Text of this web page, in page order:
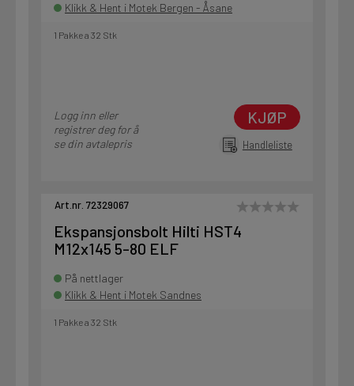
Klikk & Hent i Motek Bergen - Åsane
1 Pakke a 32 Stk
Logg inn eller
registrer deg for å
se din avtalepris
KJØP
Handleliste
Art.nr. 72329067
Ekspansjonsbolt Hilti HST4
M12x145 5-80 ELF
På nettlager
Klikk & Hent i Motek Sandnes
1 Pakke a 32 Stk